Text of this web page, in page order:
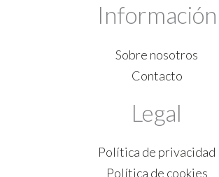
Información
Sobre nosotros
Contacto
Legal
Política de privacidad
Política de cookies